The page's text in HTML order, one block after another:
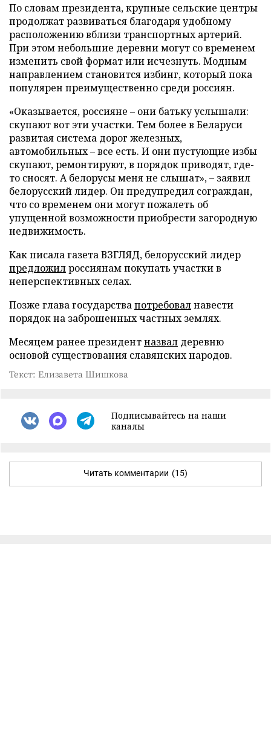
По словам президента, крупные сельские центры
продолжат развиваться благодаря удобному
расположению вблизи транспортных артерий.
При этом небольшие деревни могут со временем
изменить свой формат или исчезнуть. Модным
направлением становится избинг, который пока
популярен преимущественно среди россиян.
«Оказывается, россияне – они батьку услышали:
скупают вот эти участки. Тем более в Беларуси
развитая система дорог железных,
автомобильных – все есть. И они пустующие избы
скупают, ремонтируют, в порядок приводят, где-
то сносят. А белорусы меня не слышат», – заявил
белорусский лидер. Он предупредил сограждан,
что со временем они могут пожалеть об
упущенной возможности приобрести загородную
недвижимость.
Как писала газета ВЗГЛЯД, белорусский лидер
предложилроссиянам покупать участки в
неперспективных селах.
Позже глава государствапотребовалнавести
порядок на заброшенных частных землях.
Месяцем ранее президентназвал деревню
основой существования славянских народов.
Текст: Елизавета Шишкова
Подписывайтесь на наши
каналы
Читать комментарии (15)